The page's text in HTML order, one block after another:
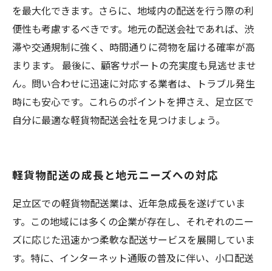
を最大化できます。さらに、地域内の配送を行う際の利
便性も考慮するべきです。地元の配送会社であれば、渋
滞や交通規制に強く、時間通りに荷物を届ける確率が高
まります。 最後に、顧客サポートの充実度も見逃せませ
ん。問い合わせに迅速に対応する業者は、トラブル発生
時にも安心です。これらのポイントを押さえ、足立区で
自分に最適な軽貨物配送会社を見つけましょう。
軽貨物配送の成長と地元ニーズへの対応
足立区での軽貨物配送業は、近年急成長を遂げていま
す。この地域には多くの企業が存在し、それぞれのニー
ズに応じた迅速かつ柔軟な配送サービスを展開していま
す。特に、インターネット通販の普及に伴い、小口配送